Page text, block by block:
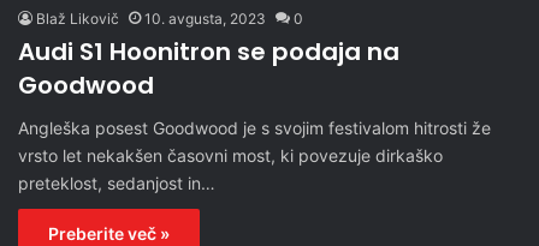
Blaž Likovič 10. avgusta, 2023 0
Audi S1 Hoonitron se podaja na
Goodwood
Angleška posest Goodwood je s svojim festivalom hitrosti že
vrsto let nekakšen časovni most, ki povezuje dirkaško
preteklost, sedanjost in…
Preberite več »